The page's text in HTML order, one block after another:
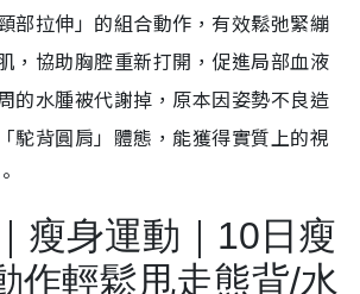
部拉伸」的組合動作，有效鬆弛緊繃
，協助胸腔重新打開，促進局部血液
的水腫被代謝掉，原本因姿勢不良造
駝背圓肩」體態，能獲得實質上的視
瘦身運動｜10日瘦
作輕鬆甩走熊背/水